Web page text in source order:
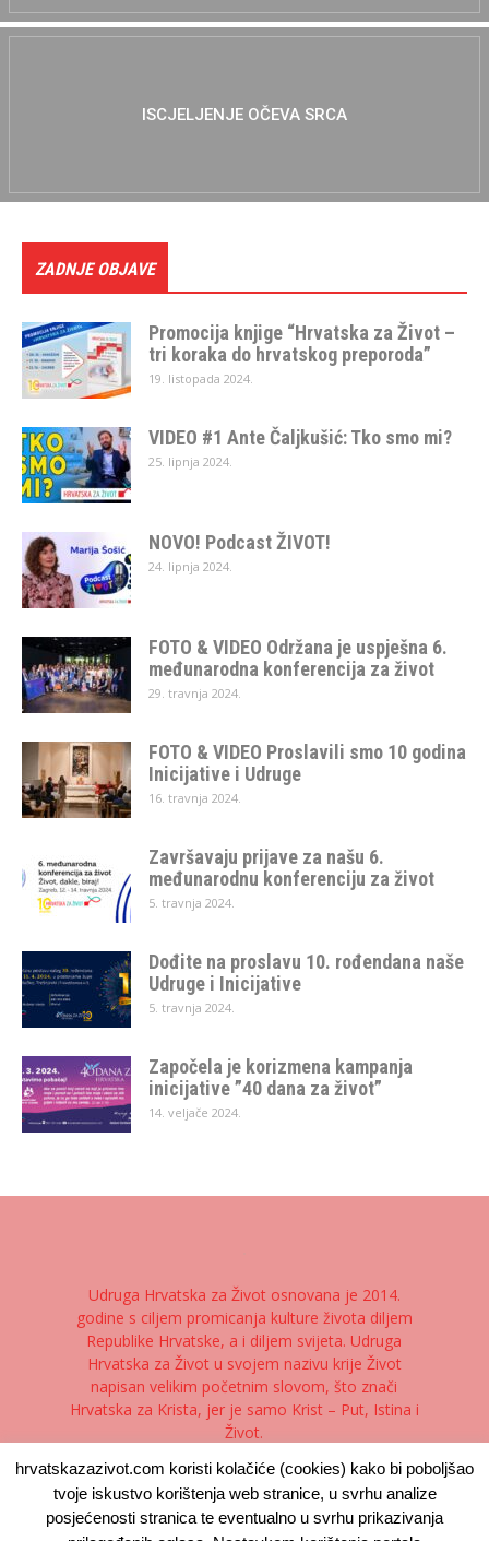
ISCJELJENJE OČEVA SRCA
ZADNJE OBJAVE
Promocija knjige “Hrvatska za Život –
tri koraka do hrvatskog preporoda”
19. listopada 2024.
VIDEO #1 Ante Čaljkušić: Tko smo mi?
25. lipnja 2024.
NOVO! Podcast ŽIVOT!
24. lipnja 2024.
FOTO & VIDEO Održana je uspješna 6.
međunarodna konferencija za život
29. travnja 2024.
FOTO & VIDEO Proslavili smo 10 godina
Inicijative i Udruge
16. travnja 2024.
Završavaju prijave za našu 6.
međunarodnu konferenciju za život
5. travnja 2024.
Dođite na proslavu 10. rođendana naše
Udruge i Inicijative
5. travnja 2024.
Započela je korizmena kampanja
inicijative ”40 dana za život”
14. veljače 2024.
Udruga Hrvatska za Život osnovana je 2014.
godine s ciljem promicanja kulture života diljem
Republike Hrvatske, a i diljem svijeta. Udruga
Hrvatska za Život u svojem nazivu krije Život
napisan velikim početnim slovom, što znači
Hrvatska za Krista, jer je samo Krist – Put, Istina i
Život.
Kontaktirajte nas:kontakt@hrvatskazazivot.com
hrvatskazazivot.com koristi kolačiće (cookies) kako bi poboljšao
tvoje iskustvo korištenja web stranice, u svrhu analize
posjećenosti stranica te eventualno u svrhu prikazivanja